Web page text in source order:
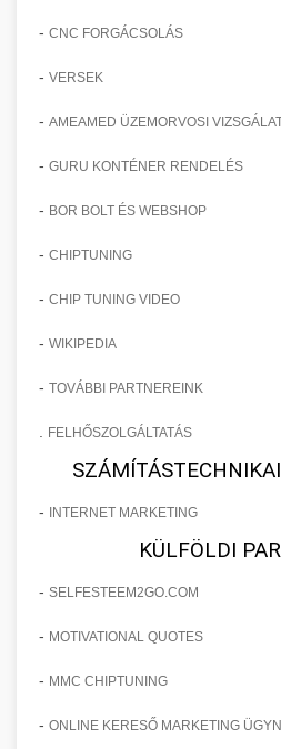
- CNC FORGÁCSOLÁS
- VERSEK
- AMEAMED ÜZEMORVOSI
- GURU KONTÉNER RENDELÉS
- BOR BOLT ÉS WEBSHOP
- CHIPTUNING
- CHIP TUNING VIDEO
- WIKIPEDIA
- TOVÁBBI PARTNEREINK
FELHŐSZOLGÁLTATÁS
- INTERNET MARKETING
KÜLFÖLDI
- SELFESTEEM2GO.COM
- MOTIVATIONAL QUOTES
- MMC CHIPTUNING
- ONLINE KERESŐ MARKETING